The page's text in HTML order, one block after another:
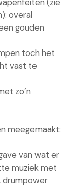
(zie
overal
gouden
toch het
vast te
zo’n
meegemaakt:
van wat er
muziek met
drumpower